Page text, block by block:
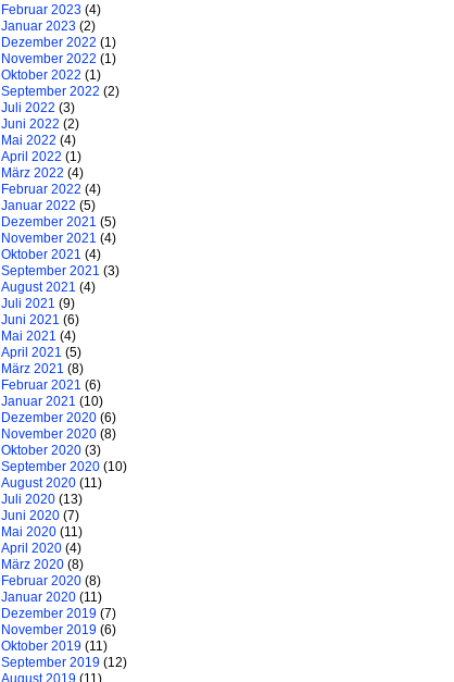
Februar 2023 (4)
Januar 2023 (2)
Dezember 2022 (1)
November 2022 (1)
Oktober 2022 (1)
September 2022 (2)
Juli 2022 (3)
Juni 2022 (2)
Mai 2022 (4)
April 2022 (1)
März 2022 (4)
Februar 2022 (4)
Januar 2022 (5)
Dezember 2021 (5)
November 2021 (4)
Oktober 2021 (4)
September 2021 (3)
August 2021 (4)
Juli 2021 (9)
Juni 2021 (6)
Mai 2021 (4)
April 2021 (5)
März 2021 (8)
Februar 2021 (6)
Januar 2021 (10)
Dezember 2020 (6)
November 2020 (8)
Oktober 2020 (3)
September 2020 (10)
August 2020 (11)
Juli 2020 (13)
Juni 2020 (7)
Mai 2020 (11)
April 2020 (4)
März 2020 (8)
Februar 2020 (8)
Januar 2020 (11)
Dezember 2019 (7)
November 2019 (6)
Oktober 2019 (11)
September 2019 (12)
August 2019 (11)